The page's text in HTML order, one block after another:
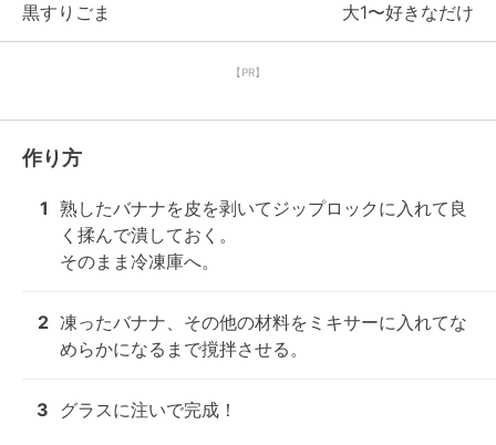
黒すりごま 大1〜好きなだけ
【PR】
作り方
1 熟したバナナを皮を剥いてジップロックに入れて良
く揉んで潰しておく。
そのまま冷凍庫へ。
2 凍ったバナナ、その他の材料をミキサーに入れてな
めらかになるまで撹拌させる。
3 グラスに注いで完成！